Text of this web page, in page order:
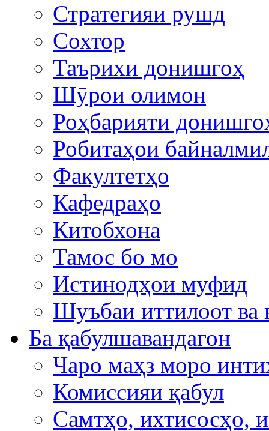
Стратегияи рушд
Сохтор
Таърихи донишгоҳ
Шӯрои олимон
Роҳбарияти
Робитаҳои
Факултетҳо
Кафедраҳо
Китобхона
Тамос бо мо
Истинодҳои муфид
Шуъбаи иттилоот ва
Ба қабулшавандагон
Чаро маҳз моро
Комиссияи қабул
Самтҳо, ихтисосҳо,